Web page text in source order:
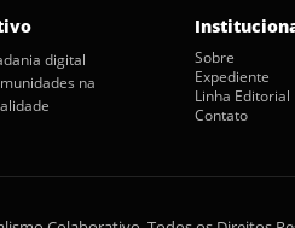
digital
na
Sobre
Expediente
Linha Editorial
Contato